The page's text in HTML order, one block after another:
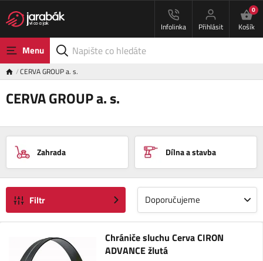
Infolinka Přihlásit
0
Košík
Menu
CERVA GROUP a. s.
CERVA GROUP a. s.
Zahrada Dílna a stavba
Filtr Doporučujeme
Chrániče sluchu Cerva CIRON
ADVANCE žlutá